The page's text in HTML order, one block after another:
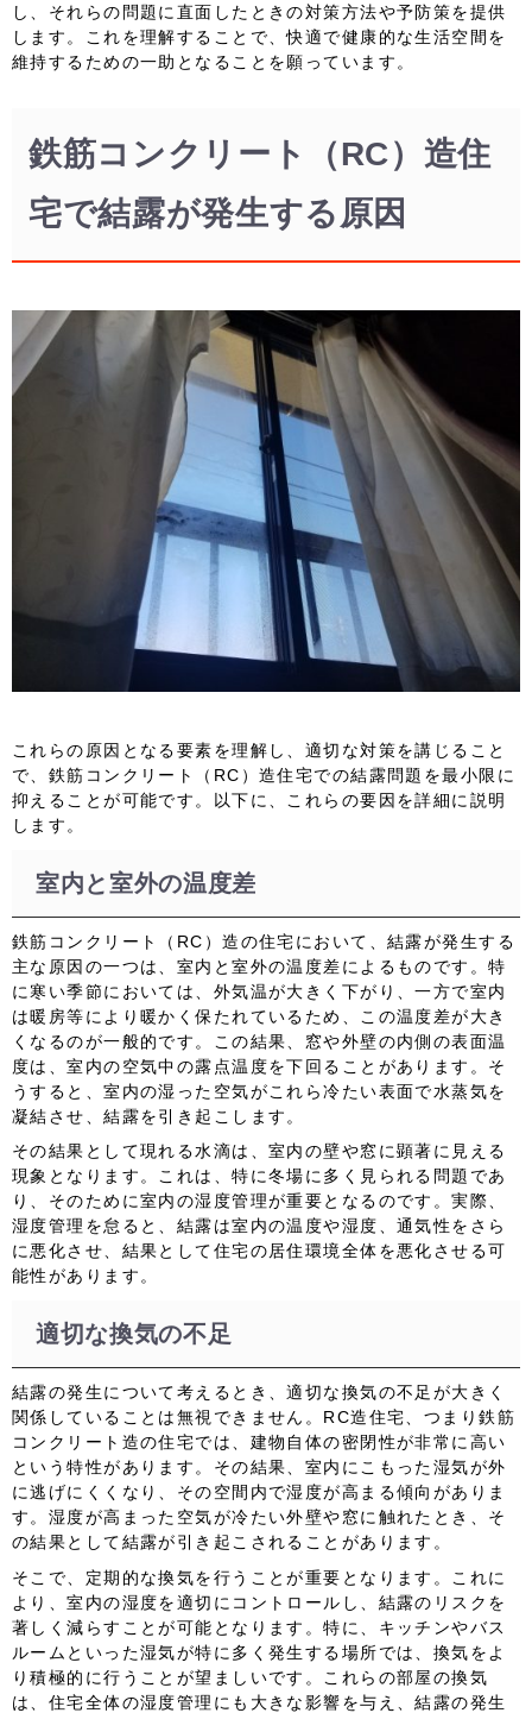
し、それらの問題に直面したときの対策方法や予防策を提供
します。これを理解することで、快適で健康的な生活空間を
維持するための一助となることを願っています。
鉄筋コンクリート（RC）造住
宅で結露が発生する原因
これらの原因となる要素を理解し、適切な対策を講じること
で、鉄筋コンクリート（RC）造住宅での結露問題を最小限に
抑えることが可能です。以下に、これらの要因を詳細に説明
します。
室内と室外の温度差
鉄筋コンクリート（RC）造の住宅において、結露が発生する
主な原因の一つは、室内と室外の温度差によるものです。特
に寒い季節においては、外気温が大きく下がり、一方で室内
は暖房等により暖かく保たれているため、この温度差が大き
くなるのが一般的です。この結果、窓や外壁の内側の表面温
度は、室内の空気中の露点温度を下回ることがあります。そ
うすると、室内の湿った空気がこれら冷たい表面で水蒸気を
凝結させ、結露を引き起こします。
その結果として現れる水滴は、室内の壁や窓に顕著に見える
現象となります。これは、特に冬場に多く見られる問題であ
り、そのために室内の湿度管理が重要となるのです。実際、
湿度管理を怠ると、結露は室内の温度や湿度、通気性をさら
に悪化させ、結果として住宅の居住環境全体を悪化させる可
能性があります。
適切な換気の不足
結露の発生について考えるとき、適切な換気の不足が大きく
関係していることは無視できません。RC造住宅、つまり鉄筋
コンクリート造の住宅では、建物自体の密閉性が非常に高い
という特性があります。その結果、室内にこもった湿気が外
に逃げにくくなり、その空間内で湿度が高まる傾向がありま
す。湿度が高まった空気が冷たい外壁や窓に触れたとき、そ
の結果として結露が引き起こされることがあります。
そこで、定期的な換気を行うことが重要となります。これに
より、室内の湿度を適切にコントロールし、結露のリスクを
著しく減らすことが可能となります。特に、キッチンやバス
ルームといった湿気が特に多く発生する場所では、換気をよ
り積極的に行うことが望ましいです。これらの部屋の換気
は、住宅全体の湿度管理にも大きな影響を与え、結露の発生